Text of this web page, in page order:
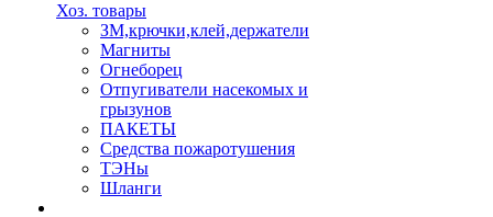
Хоз. товары
ЗМ,крючки,клей,держатели
Магниты
Огнеборец
Отпугиватели насекомых и
грызунов
ПАКЕТЫ
Средства пожаротушения
ТЭНы
Шланги